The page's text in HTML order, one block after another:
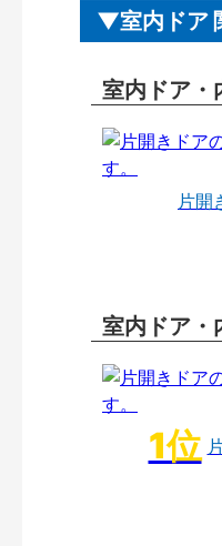
室内ドア
室内ドア・
片開
室内ドア・